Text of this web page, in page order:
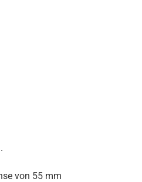
von 55 mm